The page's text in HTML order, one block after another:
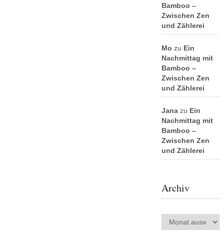
Bamboo –
Zwischen Zen
und Zählerei
Mo zu Ein
Nachmittag mit
Bamboo –
Zwischen Zen
und Zählerei
Janazu Ein
Nachmittag mit
Bamboo –
Zwischen Zen
und Zählerei
Archiv
Archiv